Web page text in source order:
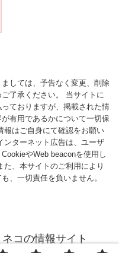
しては、予告なく変更、削除
了承ください。 当サイトに
ておりますが、掲載された情
有用であるかについて一切保
報はご自身にて確認をお願い
ンターネット広告は、ユーザ
やWeb beaconを使用し
、本サイトのご利用により
、一切責任を負いません。
コの情報サイト